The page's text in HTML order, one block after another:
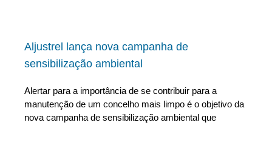
Aljustrel lança nova campanha de
sensibilização ambiental
Alertar para a importância de se contribuir para a
manutenção de um concelho mais limpo é o objetivo da
nova campanha de sensibilização ambiental que